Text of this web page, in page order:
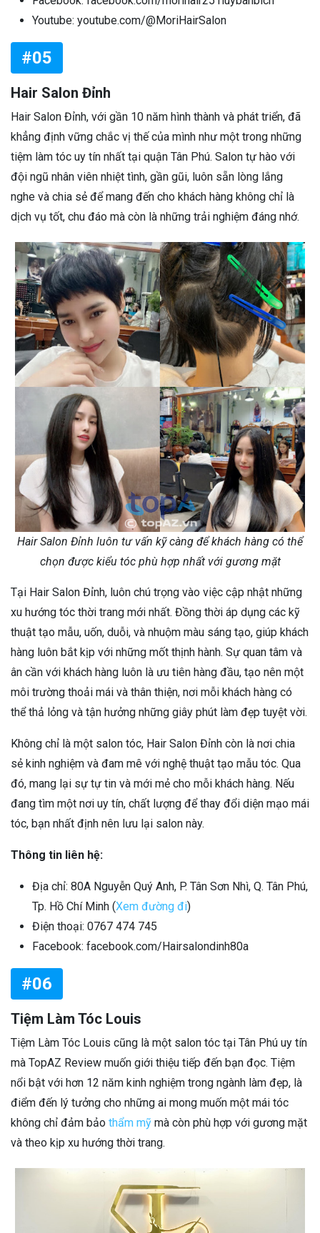
Youtube: youtube.com/@MoriHairSalon
#05
Hair Salon Đỉnh
Hair Salon Đỉnh, với gần 10 năm hình thành và phát triển, đã
khẳng định vững chắc vị thế của mình như một trong những
tiệm làm tóc uy tín nhất tại quận Tân Phú. Salon tự hào với
đội ngũ nhân viên nhiệt tình, gần gũi, luôn sẵn lòng lắng
nghe và chia sẻ để mang đến cho khách hàng không chỉ là
dịch vụ tốt, chu đáo mà còn là những trải nghiệm đáng nhớ.
Hair Salon Đỉnh luôn tư vấn kỹ càng để khách hàng có thể
chọn được kiểu tóc phù hợp nhất với gương mặt
Tại Hair Salon Đỉnh, luôn chú trọng vào việc cập nhật những
xu hướng tóc thời trang mới nhất. Đồng thời áp dụng các kỹ
thuật tạo mẫu, uốn, duỗi, và nhuộm màu sáng tạo, giúp khách
hàng luôn bắt kịp với những mốt thịnh hành. Sự quan tâm và
ân cần với khách hàng luôn là ưu tiên hàng đầu, tạo nên một
môi trường thoải mái và thân thiện, nơi mỗi khách hàng có
thể thả lỏng và tận hưởng những giây phút làm đẹp tuyệt vời.
Không chỉ là một salon tóc, Hair Salon Đỉnh còn là nơi chia
sẻ kinh nghiệm và đam mê với nghệ thuật tạo mẫu tóc. Qua
đó, mang lại sự tự tin và mới mẻ cho mỗi khách hàng. Nếu
đang tìm một nơi uy tín, chất lượng để thay đổi diện mạo mái
tóc, bạn nhất định nên lưu lại salon này.
Thông tin liên hệ:
Địa chỉ: 80A Nguyễn Quý Anh, P. Tân Sơn Nhì, Q. Tân Phú,
Tp. Hồ Chí Minh (Xem đường đi)
Điện thoại: 0767 474 745
Facebook: facebook.com/Hairsalondinh80a
#06
Tiệm Làm Tóc Louis
Tiệm Làm Tóc Louis cũng là một salon tóc tại Tân Phú uy tín
mà TopAZ Review muốn giới thiệu tiếp đến bạn đọc. Tiệm
nổi bật với hơn 12 năm kinh nghiệm trong ngành làm đẹp, là
điểm đến lý tưởng cho những ai mong muốn một mái tóc
không chỉ đảm bảo thẩm mỹ mà còn phù hợp với gương mặt
và theo kịp xu hướng thời trang.